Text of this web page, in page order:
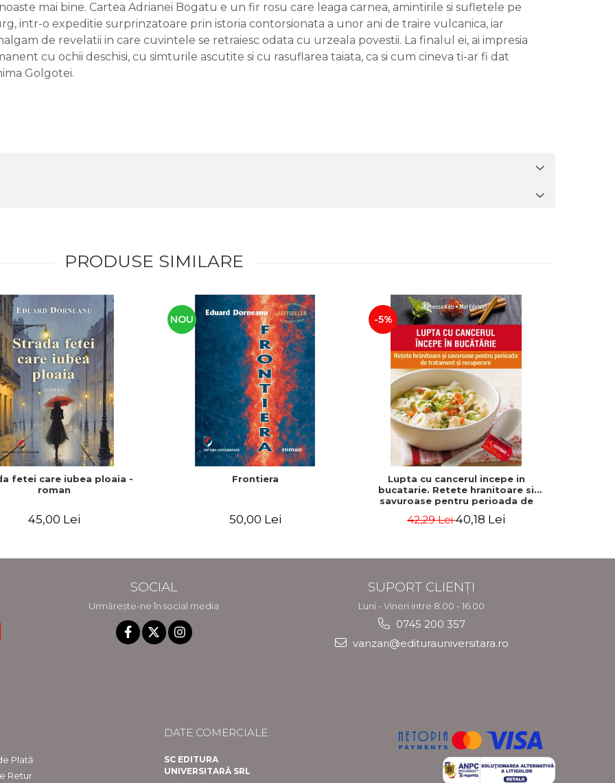
mai bine. Cartea Adrianei Bogatu e un fir rosu care leaga carnea, amintirile si sufletele pe
intr-o expeditie surprinzatoare prin istoria contorsionata a unor ani de traire vulcanica, iar
de revelatii in care cuvintele se retraiesc odata cu urzeala povestii. La finalul ei, ai impresia
cu ochii deschisi, cu simturile ascutite si cu rasuflarea taiata, ca si cum cineva ti-ar fi dat
Golgotei.
PRODUSE SIMILARE
fetei care iubea ploaia -
roman
45,00 Lei
NOU
Frontiera
50,00 Lei
-5%
Lupta cu cancerul incepe in
bucatarie. Retete hranitoare si
savuroase pentru perioada de
Katz, Mat Edelson
42,29 Lei40,18 Lei
SOCIAL
Urmărește-ne în social media
SUPORT CLIENȚI
Luni - Vineri intre 8.00 - 16.00
0745 200 357
vanzari@editurauniversitara.ro
Plată
Retur
DATE COMERCIALE
SC EDITURA
UNIVERSITARĂ SRL